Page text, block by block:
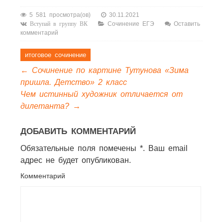
5 581 просмотра(ов) 30.11.2021
Вступай в группу ВК Сочинение ЕГЭ
Оставить
комментарий
итоговое сочинение
←
Сочинение по картине Тутунова «Зима
пришла. Детство» 2 класс
Чем истинный художник отличается от
дилетанта? →
ДОБАВИТЬ КОММЕНТАРИЙ
Обязательные поля помечены *. Ваш email
адрес не будет опубликован.
Комментарий